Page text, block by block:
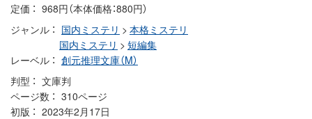
定価
968円（本体価格：880円）
ジャンル
国内ミステリ > 本格ミステリ
国内ミステリ > 短編集
レーベル
創元推理文庫（M）
判型
文庫判
ページ数
310ページ
初版
2023年2月17日